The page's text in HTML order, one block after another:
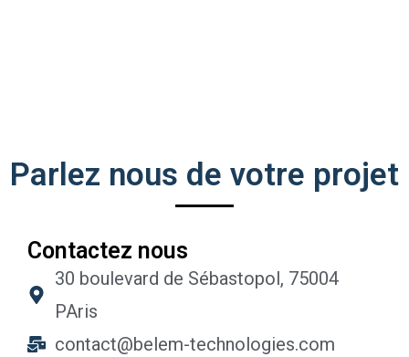
Parlez nous de votre projet
Contactez nous
30 boulevard de Sébastopol, 75004
PAris
contact@belem-technologies.com